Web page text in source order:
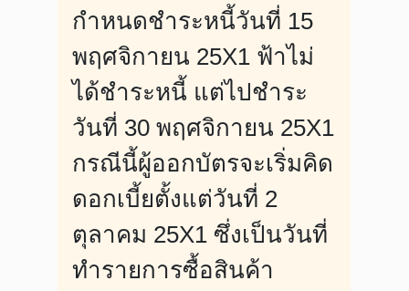
กำหนดชำระหนี้วันที่ 15
พฤศจิกายน 25X1 ฟ้าไม่
ได้ชำระหนี้ แต่ไปชำระ
วันที่ 30 พฤศจิกายน 25X1
กรณีนี้ผู้ออกบัตรจะเริ่มคิด
ดอกเบี้ยตั้งแต่วันที่ 2
ตุลาคม 25X1 ซึ่งเป็นวันที่
ทำรายการซื้อสินค้า